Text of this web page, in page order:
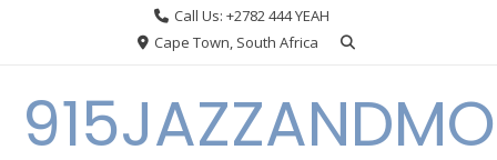
Call Us: +2782 444 YEAH
Cape Town, South Africa